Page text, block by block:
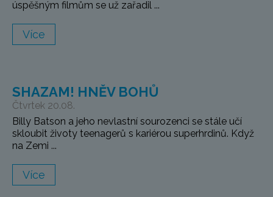
úspěšným filmům se už zařadil ...
Více
SHAZAM! HNĚV BOHŮ
Čtvrtek 20.08.
Billy Batson a jeho nevlastní sourozenci se stále učí
skloubit životy teenagerů s kariérou superhrdinů. Když
na Zemi ...
Více